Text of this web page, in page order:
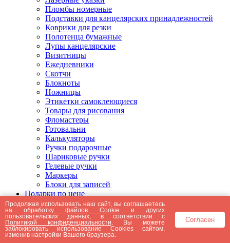
Пломбы номерные
Подставки для канцелярских принадлежностей
Коврики для резки
Полотенца бумажные
Лупы канцелярские
Визитницы
Ежедневники
Скотчи
Блокноты
Ножницы
Этикетки самоклеющиеся
Товары для рисования
Фломастеры
Готовальни
Калькуляторы
Ручки подарочные
Шариковые ручки
Гелевые ручки
Маркеры
Блоки для записей
Подарки по цене
Подарки от 5000 рублей
Подарки до 5000 рублей
Подарки до 3000 рублей
Подарки до 2000 рублей
Подарки до 1000 рублей
Продолжая использовать наш сайт, вы соглашаетесь
наобработку файлов Cookie и других
пользовательских данных, в соответствии с
Политикой конфиденциальности . Вы можете
заблокировать использование Cookies сайтом,
изменив настройки Вашего браузера.
Согласен